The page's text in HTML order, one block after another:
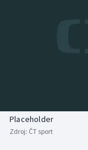
Biatlon
Aplikace ČT sport
Placeholder
Zdroj: ČT sport